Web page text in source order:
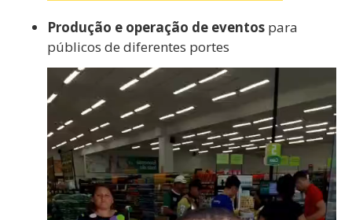
Produção e operação de eventos para
públicos de diferentes portes
Tocador
de
vídeo